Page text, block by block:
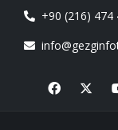
+90 (216) 474